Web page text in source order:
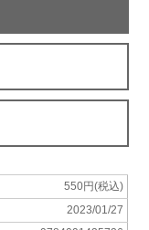
550円(税込)
2023/01/27